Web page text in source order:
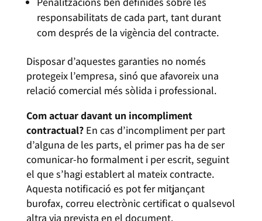
responsabilitats de cada part, tant durant
com després de la vigència del contracte.
Disposar d’aquestes garanties no només
protegeix l’empresa, sinó que afavoreix una
relació comercial més sòlida i professional.
Com actuar davant un incompliment
contractual?En cas d’incompliment per part
d’alguna de les parts, el primer pas ha de ser
comunicar-ho formalment i per escrit, seguint
el que s’hagi establert al mateix contracte.
Aquesta notificació es pot fer mitjançant
burofax, correu electrònic certificat o qualsevol
altra via prevista en el document.